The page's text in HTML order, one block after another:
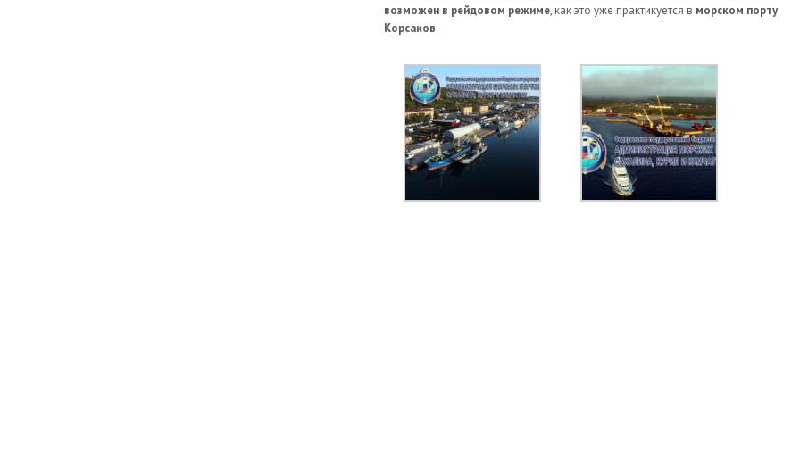
возможен в рейдовом режиме, как это уже практикуется в морском порту
Корсаков.